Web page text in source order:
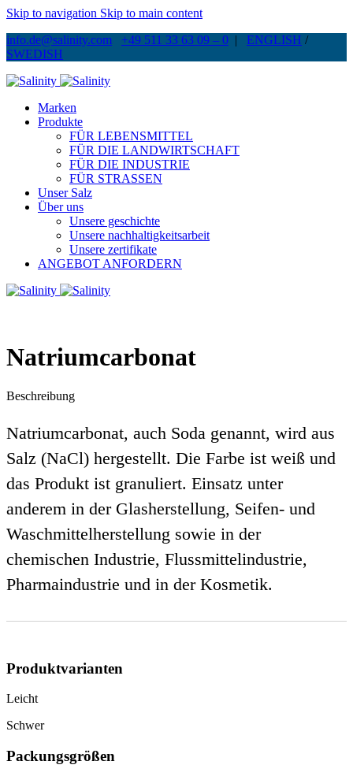
Skip to navigation Skip to main content
info.de@salinity.com
+49 511 33 63 09 – 0 | ENGLISH /
SWEDISH
Marken
Produkte
FÜR LEBENSMITTEL
FÜR DIE LANDWIRTSCHAFT
FÜR DIE INDUSTRIE
FÜR STRASSEN
Unser Salz
Über uns
Unsere geschichte
Unsere nachhaltigkeitsarbeit
Unsere zertifikate
ANGEBOT ANFORDERN
Natriumcarbonat
Beschreibung
Natriumcarbonat, auch Soda genannt, wird aus
Salz (NaCl) hergestellt. Die Farbe ist weiß und
das Produkt ist granuliert. Einsatz unter
anderem in der Glasherstellung, Seifen- und
Waschmittelherstellung sowie in der
chemischen Industrie, Flussmittelindustrie,
Pharmaindustrie und in der Kosmetik.
Produktvarianten
Leicht
Schwer
Packungsgrößen